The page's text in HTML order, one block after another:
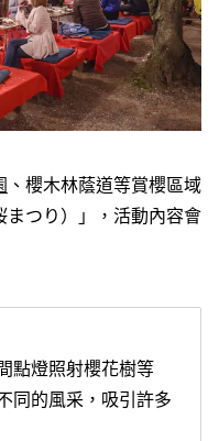
、櫻木林蔭道等賞櫻區域
まつり）」，活動內容會
點燈照射櫻花樹等
同的風采，吸引許多